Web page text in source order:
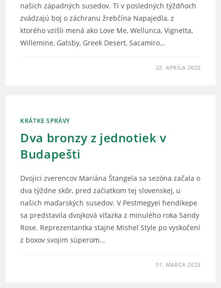
našich západných susedov. Tí v posledných týždňoch
zvádzajú boj o záchranu žrebčína Napajedla, z
ktorého vzišli mená ako Love Me, Wellunca, Vignetta,
Willemine, Gatsby, Greek Desert, Sacamiro…
22. APRÍLA 2023
KRÁTKE SPRÁVY
Dva bronzy z jednotiek v
Budapešti
Dvojici zverencov Mariána Štangela sa sezóna začala o
dva týždne skôr, pred začiatkom tej slovenskej, u
našich maďarských susedov. V Pestmegyei hendikepe
sa predstavila dvojková víťazka z minulého roka Sandy
Rose. Reprezentantka stajne Mishel Style po vyskočení
z boxov svojim súperom…
31. MARCA 2023